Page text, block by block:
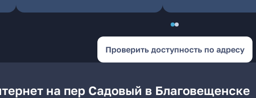
Проверить доступность по адресу
на пер Садовый в Благовещенске